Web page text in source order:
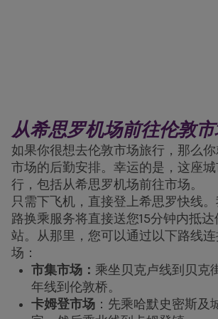
从希思罗机场前往伦敦
如果你很想去伦敦市场旅行，那么
市场的后勤安排。幸运的是，这座
行，包括从希思罗机场前往市场。
只需下飞机，直接登上希思罗快线
路换乘服务将直接送您15分钟内抵
站。从那里，您可以通过以下路线
场：
市集市场： 乘坐贝克卢线到贝克
年线到伦敦桥。
卡姆登市场 ：先乘哈默史密斯及